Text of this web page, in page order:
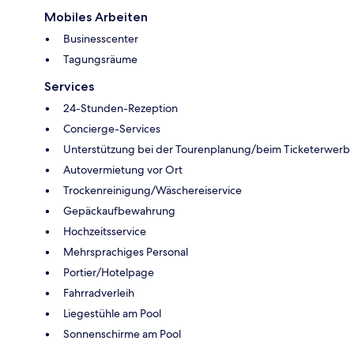
Mobiles Arbeiten
Businesscenter
Tagungsräume
Services
24-Stunden-Rezeption
Concierge-Services
Unterstützung bei der Tourenplanung/beim Ticketerwerb
Autovermietung vor Ort
Trockenreinigung/Wäschereiservice
Gepäckaufbewahrung
Hochzeitsservice
Mehrsprachiges Personal
Portier/Hotelpage
Fahrradverleih
Liegestühle am Pool
Sonnenschirme am Pool